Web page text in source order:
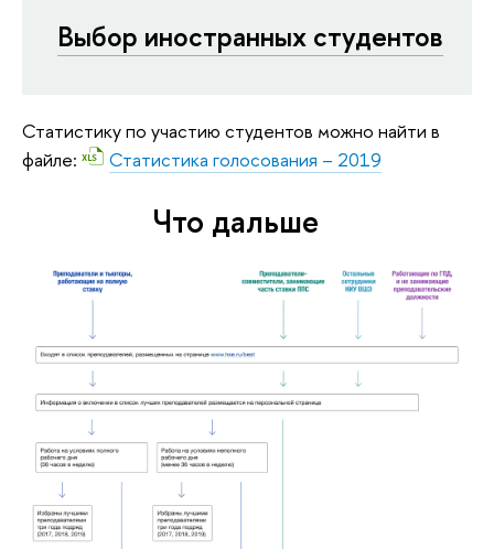
Выбор иностранных студентов
Статистику по участию студентов можно найти в
файле:
Статистика голосования – 2019
Что дальше